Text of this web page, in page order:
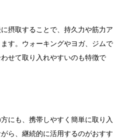
摂取することで、持久力や筋力ア
す。ウォーキングやヨガ、ジムで
せて取り入れやすいのも特徴で
にも、携帯しやすく簡単に取り入
ら、継続的に活用するのがおすす